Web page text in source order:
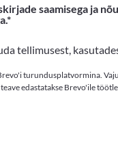
>> alustage siit
saamisega ja
tellimusest,
turundusplatvormina.
edastatakse Brevo'ile